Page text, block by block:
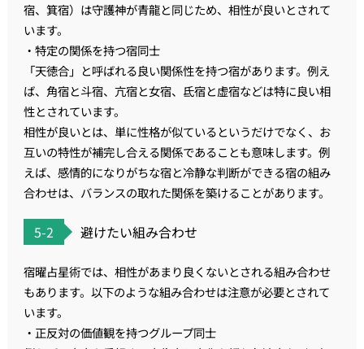
宿、箕宿）は守護神が青龍と同じため、相性が良いとされて
います。
・特定の関係を持つ宿同士
「天徳合」と呼ばれる良い関係性を持つ宿があります。例え
ば、角宿と斗宿、亢宿と女宿、氐宿と虚宿などは特に良い相
性とされています。
相性が良いとは、単に性格が似ているというだけでなく、お
互いの特性が補完し合える関係であることも意味します。例
えば、感情的になりがちな宿と冷静な判断ができる宿の組み
合わせは、バランスの取れた関係を築けることがあります。
5-2 避けたい組み合わせ
宿曜占星術では、相性があまり良くないとされる組み合わせ
もあります。以下のような組み合わせは注意が必要とされて
います。
・正反対の価値観を持つグループ同士